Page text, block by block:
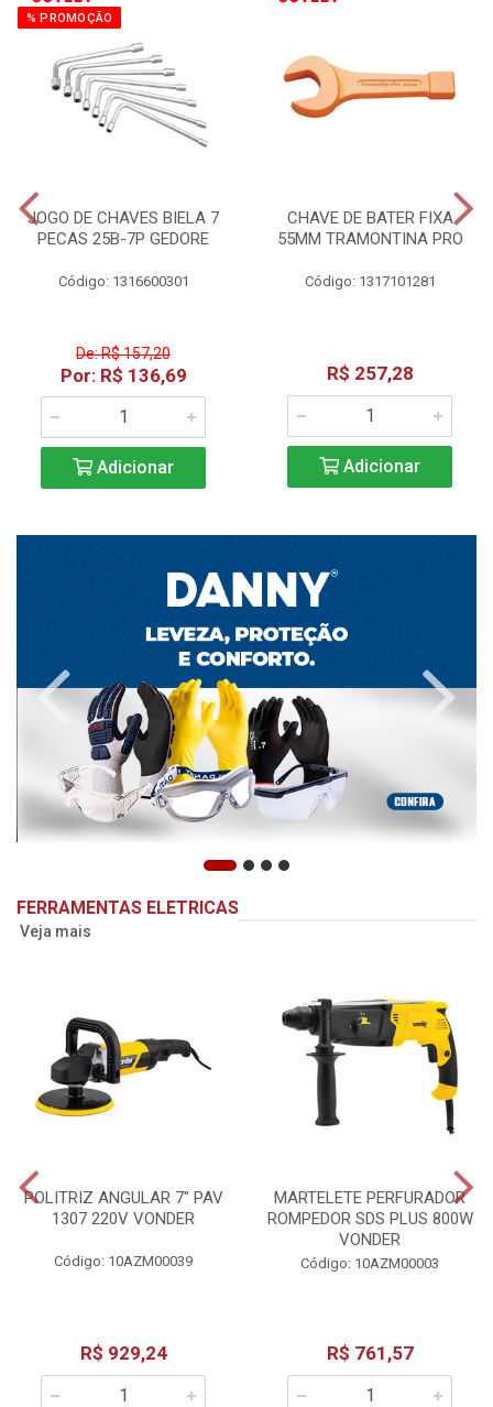
% PROMOÇÃO
JOGO DE CHAVES BIELA 7
PECAS 25B-7P GEDORE
Código: 1316600301
De: R$ 157,20
Por: R$ 136,69
Adicionar
CHAVE DE BATER FIXA
55MM TRAMONTINA PRO
Código: 1317101281
R$ 257,28
Adicionar
FERRAMENTAS ELETRICAS
Veja mais
POLITRIZ ANGULAR 7" PAV
1307 220V VONDER
Código: 10AZM00039
R$ 929,24
MARTELETE PERFURADOR
ROMPEDOR SDS PLUS 800W
VONDER
Código: 10AZM00003
R$ 761,57